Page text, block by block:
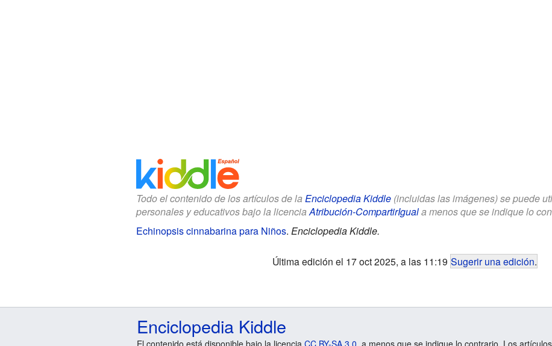
Todo el contenido de los artículos de la Enciclopedia Kiddle(incluidas las imágenes) se puede
personales y educativos bajo la licenciaAtribución-CompartirIguala menos que se indique lo
Echinopsis cinnabarina para Niños. Enciclopedia Kiddle.
Última edición el 17 oct 2025, a las 11:19 Sugerir una edición.
Enciclopedia Kiddle